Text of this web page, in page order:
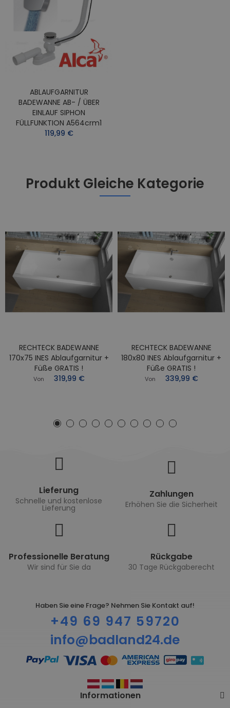
ABLAUFGARNITUR
BADEWANNE AB- / ÜBER
EINLAUF SIPHON
FÜLLFUNKTION A564crm1
119,99 €
Produkt Gleiche Kategorie
RECHTECK BADEWANNE
170x75 INES Ablaufgarnitur +
Füße GRATIS !
Von 319,99 €
RECHTECK BADEWANNE
180x80 INES Ablaufgarnitur +
Füße GRATIS !
Von 339,99 €
Lieferung
Schnelle und kostenlose
Lieferung
Zahlungen
Erhöhen Sie die Sicherheit
Professionelle Beratung
Wir sind für Sie da
Rückgabe
30 Tage Rückgaberecht
Haben Sie eine Frage? Nehmen Sie Kontakt auf!
+49 69 947 59720
info@badland24.de
Informationen